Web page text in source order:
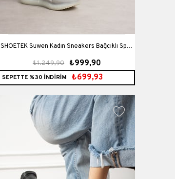
SHOETEK Suwen Kadın Sneakers Bağcıklı Spor
Ayakkabı Gri Süet Beyaz Deri
₺999,90
₺1.249,90
SEPETTE %30 İNDİRİM ₺699,93